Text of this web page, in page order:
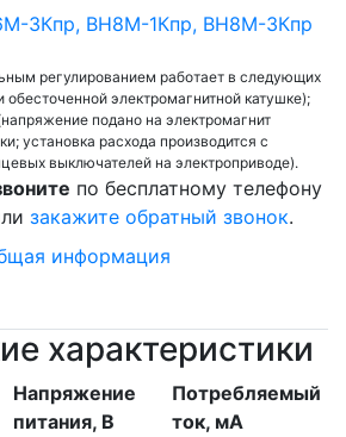
регулированием работает в следующих
обесточенной электромагнитной катушке);
подано на электромагнит
установка расхода производится с
выключателей на электроприводе).
по бесплатному телефону
закажите обратный звонок.
информация
характеристики
Напряжение
питания, В
Потребляемый
ток, мА